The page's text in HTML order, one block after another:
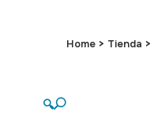
c
Home > Tienda >
🔍